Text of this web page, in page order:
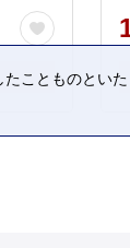
ことものといた